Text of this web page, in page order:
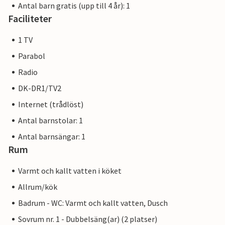
Antal barn gratis (upp till 4 år): 1
Faciliteter
1 TV
Parabol
Radio
DK-DR1/TV2
Internet (trådlöst)
Antal barnstolar: 1
Antal barnsängar: 1
Rum
Varmt och kallt vatten i köket
Allrum/kök
Badrum - WC: Varmt och kallt vatten, Dusch
Sovrum nr. 1 - Dubbelsäng(ar) (2 platser)